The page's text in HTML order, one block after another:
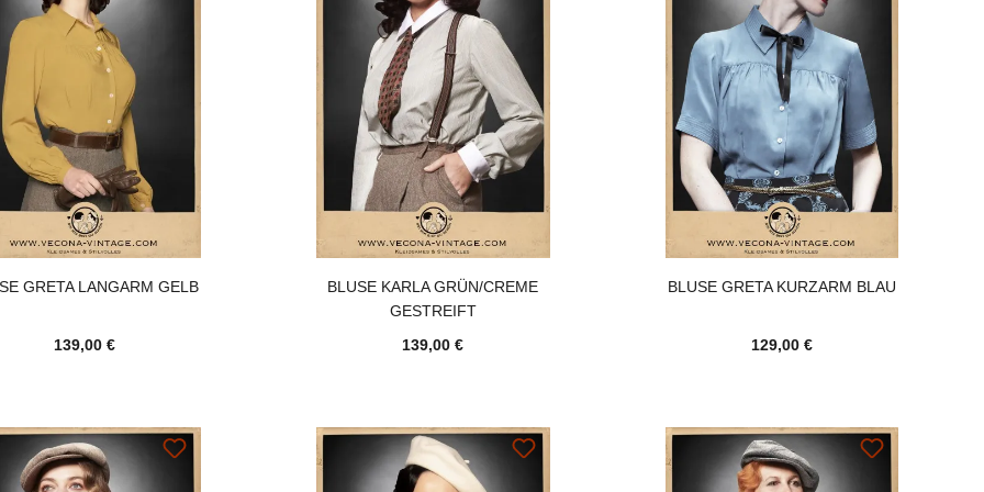
GRETA LANGARM GELB
139,00 €
BLUSE KARLA GRÜN/CREME
GESTREIFT
139,00 €
BLUSE GRETA KURZARM BLAU
129,00 €